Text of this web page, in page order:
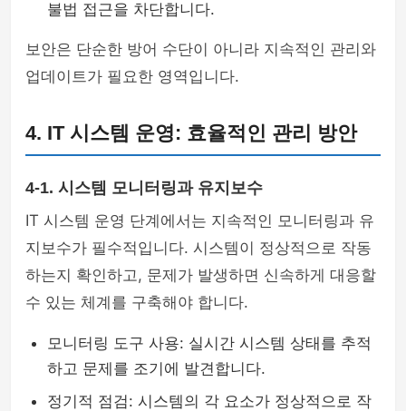
불법 접근을 차단합니다.
보안은 단순한 방어 수단이 아니라 지속적인 관리와
업데이트가 필요한 영역입니다.
4. IT 시스템 운영: 효율적인 관리 방안
4-1. 시스템 모니터링과 유지보수
IT 시스템 운영 단계에서는 지속적인 모니터링과 유
지보수가 필수적입니다. 시스템이 정상적으로 작동
하는지 확인하고, 문제가 발생하면 신속하게 대응할
수 있는 체계를 구축해야 합니다.
모니터링 도구 사용: 실시간 시스템 상태를 추적
하고 문제를 조기에 발견합니다.
정기적 점검: 시스템의 각 요소가 정상적으로 작